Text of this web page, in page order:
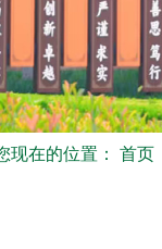
现在的位置： 首页